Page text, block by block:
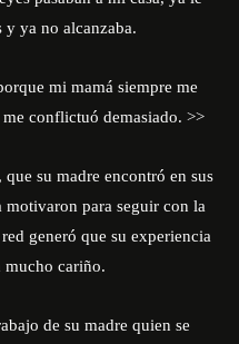
y ya no alcanzaba.
mi mamá siempre me
conflictuó demasiado. >>
su madre encontró en sus
motivaron para seguir con la
generó que su experiencia
mucho cariño.
de su madre quien se